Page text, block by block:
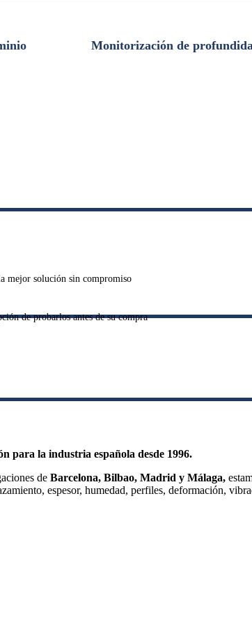
Monitorización de
mejor solución sin compromiso
de probarlos antes de su compra
para la industria española desde 1996.
de Barcelona, Bilbao, Madrid y Málaga,
espesor, humedad, perfiles, deformación,